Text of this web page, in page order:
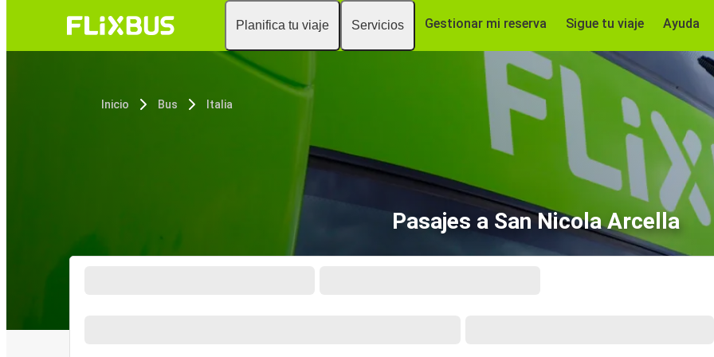
Planifica tu viaje Servicios Gestionar mi reserva Sigue tu viaje Ayuda
Inicio Bus Italia
Pasajes a San Nicola Arcella